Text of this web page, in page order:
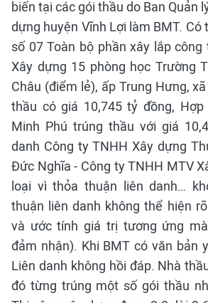
biến tại các gói thầu do Ban Quản
dựng huyện Vĩnh Lợi làm BMT. Có
số 07 Toàn bộ phần xây lắp
Xây dựng 15 phòng học Trường
Châu (điểm lẻ), ấp Trung Hưng,
thầu có giá 10,745 tỷ đồng,
Minh Phú trúng thầu với giá
danh Công ty TNHH Xây dựng
Đức Nghĩa - Công ty TNHH MTV
loại vì thỏa thuận liên danh…
thuận liên danh không thể hiện
và ước tính giá trị tương ứng
đảm nhận). Khi BMT có văn bản
Liên danh không hồi đáp. Nhà
đó từng trúng một số gói thầu